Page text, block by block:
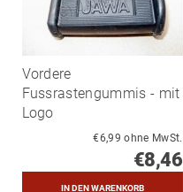
Vordere
Fussrastengummis - mit
Logo
€6,99 ohne MwSt.
€8,46